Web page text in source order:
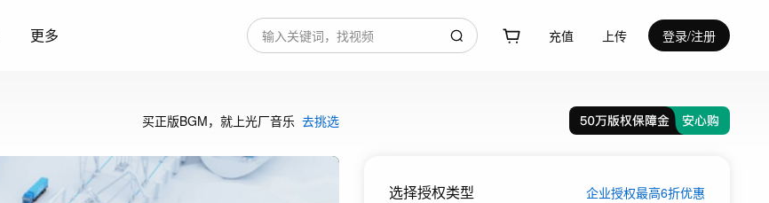
更多 充值 上传 登录/注册
买正版BGM，就上光厂音乐 去挑选
选择授权类型 企业授权最高6折优惠